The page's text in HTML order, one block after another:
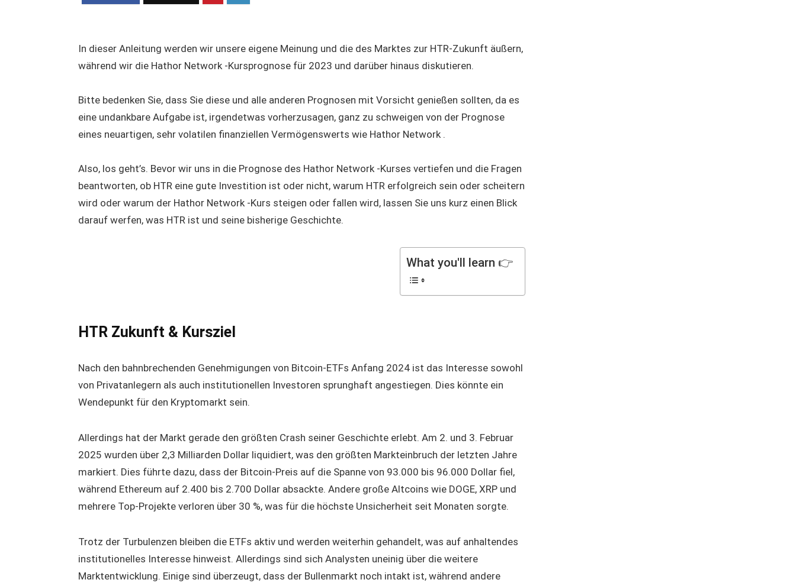
In dieser Anleitung werden wir unsere eigene Meinung und die des Marktes zur HTR-Zukunft äußern,
während wir die Hathor Network -Kursprognose für 2023 und darüber hinaus diskutieren.
Bitte bedenken Sie, dass Sie diese und alle anderen Prognosen mit Vorsicht genießen sollten, da es
eine undankbare Aufgabe ist, irgendetwas vorherzusagen, ganz zu schweigen von der Prognose
eines neuartigen, sehr volatilen finanziellen Vermögenswerts wie Hathor Network .
Also, los geht’s. Bevor wir uns in die Prognose des Hathor Network -Kurses vertiefen und die Fragen
beantworten, ob HTR eine gute Investition ist oder nicht, warum HTR erfolgreich sein oder scheitern
wird oder warum der Hathor Network -Kurs steigen oder fallen wird, lassen Sie uns kurz einen Blick
darauf werfen, was HTR ist und seine bisherige Geschichte.
What you'll learn 👉
HTR Zukunft & Kursziel
Nach den bahnbrechenden Genehmigungen von Bitcoin-ETFs Anfang 2024 ist das Interesse sowohl
von Privatanlegern als auch institutionellen Investoren sprunghaft angestiegen. Dies könnte ein
Wendepunkt für den Kryptomarkt sein.
Allerdings hat der Markt gerade den größten Crash seiner Geschichte erlebt. Am 2. und 3. Februar
2025 wurden über 2,3 Milliarden Dollar liquidiert, was den größten Markteinbruch der letzten Jahre
markiert. Dies führte dazu, dass der Bitcoin-Preis auf die Spanne von 93.000 bis 96.000 Dollar fiel,
während Ethereum auf 2.400 bis 2.700 Dollar absackte. Andere große Altcoins wie DOGE, XRP und
mehrere Top-Projekte verloren über 30 %, was für die höchste Unsicherheit seit Monaten sorgte.
Trotz der Turbulenzen bleiben die ETFs aktiv und werden weiterhin gehandelt, was auf anhaltendes
institutionelles Interesse hinweist. Allerdings sind sich Analysten uneinig über die weitere
Marktentwicklung. Einige sind überzeugt, dass der Bullenmarkt noch intakt ist, während andere